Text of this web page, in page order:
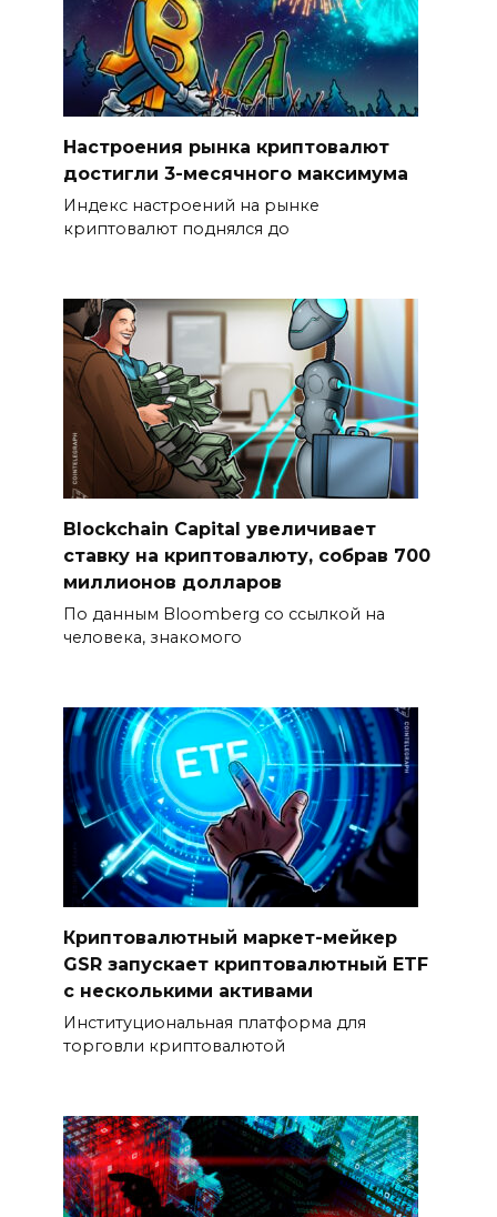
Настроения рынка криптовалют
достигли 3-месячного максимума
Индекс настроений на рынке
криптовалют поднялся до
Blockchain Capital увеличивает
ставку на криптовалюту, собрав 700
миллионов долларов
По данным Bloomberg со ссылкой на
человека, знакомого
Криптовалютный маркет-мейкер
GSR запускает криптовалютный ETF
с несколькими активами
Институциональная платформа для
торговли криптовалютой